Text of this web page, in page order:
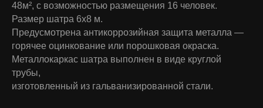
48м², с возможностью размещения 16 человек.
Размер шатра 6х8 м.
Предусмотрена антикоррозийная защита металла —
горячее оцинкование или порошковая окраска.
Металлокаркас шатра выполнен в виде круглой
трубы,
изготовленный из гальванизированной стали.